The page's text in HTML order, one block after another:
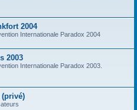
2004
Internationale Paradox 2004
2003
Internationale Paradox 2003.
(privé)